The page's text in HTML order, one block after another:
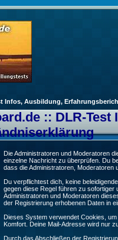
Infos, Ausbildung,
:: DLR-
Die Administratoren und Moderatoren
einzelne Nachricht zu überprüfen. Du
dass die Administratoren, Moderatoren
Du verpflichtest dich, keine
gegen diese Regel führen zu sofortiger
Administratoren und Moderatoren
der Registrierung erhobenen Daten in
Dieses System verwendet Cookies,
Komfort. Deine Mail-Adresse wird nur
Durch das Abschließen der